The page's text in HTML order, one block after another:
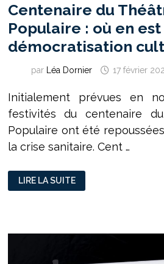
Centenaire du
Populaire : où en
démocratisation
par Léa Dornier 17 février
Initialement prévues en
festivités du centenaire
Populaire ont été
la crise sanitaire. Cent …
CENTENAIRE
DU
THÉÂTRE
EN
DÉMOCRATISATION
LIRE LA SUITE